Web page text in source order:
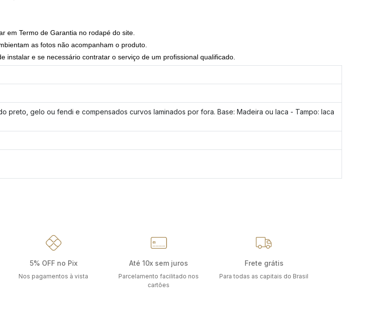
em Termo de Garantia no rodapé do site.
as fotos não acompanham o produto.
e se necessário contratar o serviço de um profissional qualificado.
preto, gelo ou fendi e compensados curvos laminados por fora. Base: Madeira ou laca - Tampo: laca
5% OFF no Pix
Nos pagamentos à vista
Até 10x sem juros
Parcelamento facilitado nos
cartões
Frete grátis
Para todas as capitais do Brasil